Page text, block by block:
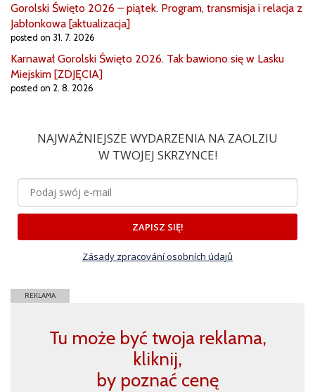
Gorolski Święto 2026 – piątek. Program, transmisja i relacja z
Jabłonkowa [aktualizacja]
posted on 31. 7. 2026
Karnawał Gorolski Święto 2026. Tak bawiono się w Lasku
Miejskim [ZDJĘCIA]
posted on 2. 8. 2026
NAJWAŻNIEJSZE WYDARZENIA NA ZAOLZIU
W TWOJEJ SKRZYNCE!
ZAPISZ SIĘ!
Zásady zpracování osobních údajů
REKLAMA
Tu może być twoja reklama,
kliknij,
by poznać cenę